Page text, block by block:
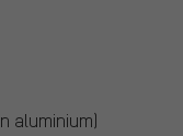
aluminium)